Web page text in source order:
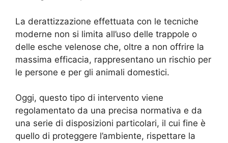
La derattizzazione effettuata con le tecniche
moderne non si limita all’uso delle trappole o
delle esche velenose che, oltre a non offrire la
massima efficacia, rappresentano un rischio per
le persone e per gli animali domestici.
Oggi, questo tipo di intervento viene
regolamentato da una precisa normativa e da
una serie di disposizioni particolari, il cui fine è
quello di proteggere l’ambiente, rispettare la